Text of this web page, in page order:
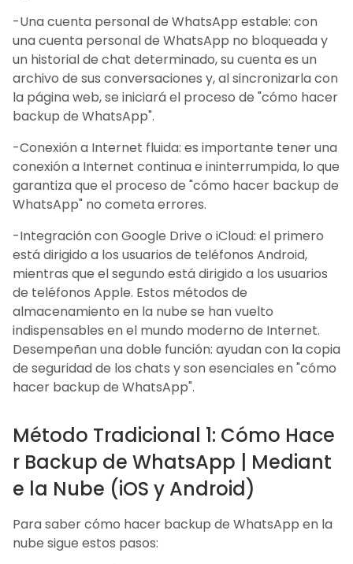
-Una cuenta personal de WhatsApp estable: con
una cuenta personal de WhatsApp no ​​bloqueada y
un historial de chat determinado, su cuenta es un
archivo de sus conversaciones y, al sincronizarla con
la página web, se iniciará el proceso de "cómo hacer
backup de WhatsApp".
-Conexión a Internet fluida: es importante tener una
conexión a Internet continua e ininterrumpida, lo que
garantiza que el proceso de "cómo hacer backup de
WhatsApp" no cometa errores.
-Integración con Google Drive o iCloud: el primero
está dirigido a los usuarios de teléfonos Android,
mientras que el segundo está dirigido a los usuarios
de teléfonos Apple. Estos métodos de
almacenamiento en la nube se han vuelto
indispensables en el mundo moderno de Internet.
Desempeñan una doble función: ayudan con la copia
de seguridad de los chats y son esenciales en "cómo
hacer backup de WhatsApp".
Método Tradicional 1: Cómo Hace
r Backup de WhatsApp | Mediant
e la Nube (iOS y Android)
Para saber cómo hacer backup de WhatsApp en la
nube sigue estos pasos: